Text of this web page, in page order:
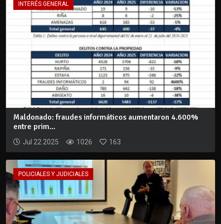
INTERÉS GENERAL
Maldonado: fraudes informáticos aumentaron 4.600%
entre prim...
Jul 22 2025 1026 163
POLICIALES Y JUDICIALES